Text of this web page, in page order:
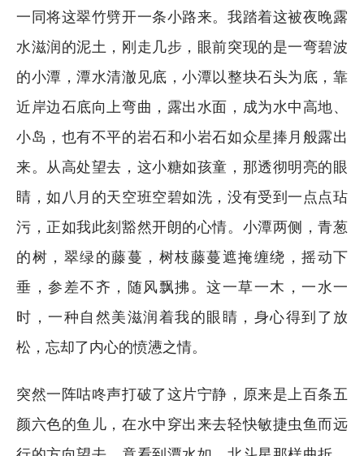
一同将这翠竹劈开一条小路来。我踏着这被夜晚露
水滋润的泥土，刚走几步，眼前突现的是一弯碧波
的小潭，潭水清澈见底，小潭以整块石头为底，靠
近岸边石底向上弯曲，露出水面，成为水中高地、
小岛，也有不平的岩石和小岩石如众星捧月般露出
来。从高处望去，这小糖如孩童，那透彻明亮的眼
睛，如八月的天空班空碧如洗，没有受到一点点玷
污，正如我此刻豁然开朗的心情。小潭两侧，青葱
的树，翠绿的藤蔓，树枝藤蔓遮掩缠绕，摇动下
垂，参差不齐，随风飘拂。这一草一木，一水一
时，一种自然美滋润着我的眼睛，身心得到了放
松，忘却了内心的愤懑之情。
突然一阵咕咚声打破了这片宁静，原来是上百条五
颜六色的鱼儿，在水中穿出来去轻快敏捷虫鱼而远